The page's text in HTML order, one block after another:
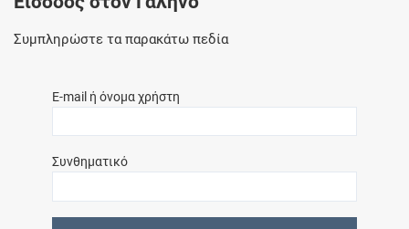
Συμπληρώστε τα παρακάτω πεδία
E-mail ή όνομα χρήστη
Συνθηματικό